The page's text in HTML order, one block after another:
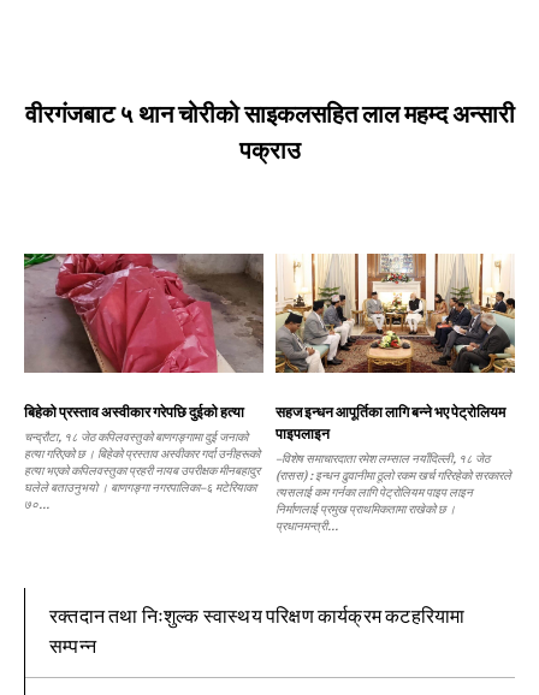
वीरगंजबाट ५ थान चोरीको साइकलसहित लाल महम्द अन्सारी
पक्राउ
बिहेको प्रस्ताव अस्वीकार गरेपछि दुईको हत्या
चन्द्रौटा, १८ जेठ कपिलवस्तुको बाणगङ्गामा दुई जनाको
हत्या गरिएको छ । बिहेको प्रस्ताव अस्वीकार गर्दा उनीहरूको
हत्या भएको कपिलवस्तुका प्रहरी नायब उपरीक्षक मीनबहादुर
घलेले बताउनुभयो । बाणगङ्गा नगरपालिका–६ मटेरियाका
७०...
सहज इन्धन आपूर्तिका लागि बन्ने भए पेट्रोलियम
पाइपलाइन
–विशेष समाचारदाता रमेश लम्साल नयाँदिल्ली, १८ जेठ
(रासस) : इन्धन ढुवानीमा ठूलो रकम खर्च गरिरहेको सरकारले
त्यसलाई कम गर्नका लागि पेट्रोलियम पाइप लाइन
निर्माणलाई प्रमुख प्राथमिकतामा राखेको छ ।
प्रधानमन्त्री...
रक्तदान तथा निःशुल्क स्वास्थय परिक्षण कार्यक्रम कटहरियामा
सम्पन्न